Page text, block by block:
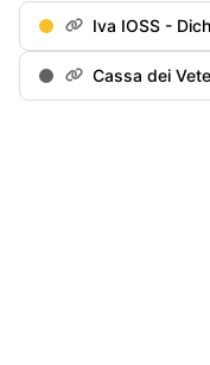
Iva IOSS -
Cassa dei